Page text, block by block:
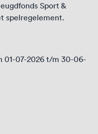
Sport &
spelregelement.
01-07-2026 t/m 30-06-